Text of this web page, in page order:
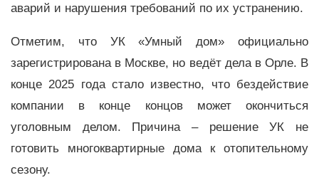
аварий и нарушения требований по их устранению.
Отметим, что УК «Умный дом» официально
зарегистрирована в Москве, но ведёт дела в Орле. В
конце 2025 года стало известно, что бездействие
компании в конце концов может окончиться
уголовным делом. Причина – решение УК не
готовить многоквартирные дома к отопительному
сезону.